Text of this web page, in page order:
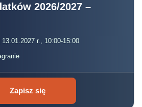
2026/2027 –
r., 10:00-15:00
Zapisz się